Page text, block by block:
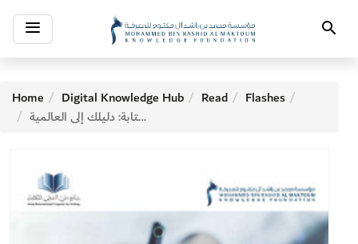
Toggle
navigation Search
Home Digital Knowledge Hub Read
Flashes
برنامج دبي الدولي للكتابة: دليلك إلى العالمية